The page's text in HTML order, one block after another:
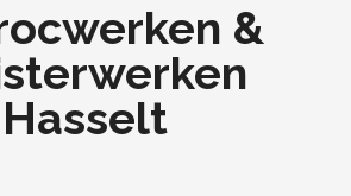
&
Hasselt